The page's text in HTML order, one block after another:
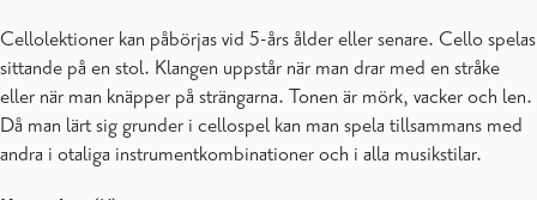
Cellolektioner kan påbörjas vid 5-års ålder eller senare. Cello spelas
sittande på en stol. Klangen uppstår när man drar med en stråke
eller när man knäpper på strängarna. Tonen är mörk, vacker och len.
Då man lärt sig grunder i cellospel kan man spela tillsammans med
andra i otaliga instrumentkombinationer och i alla musikstilar.